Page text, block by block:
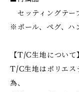
セッティングテー
※ポール、ペグ、ハ
【T/C生地について】
T/C生地はポリエス
為、